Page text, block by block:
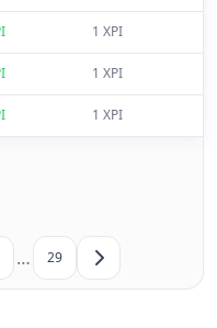
1 XPI
1 XPI
1 XPI
… 29